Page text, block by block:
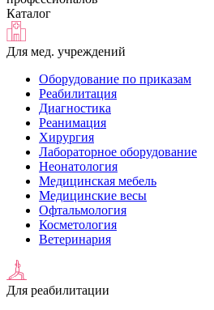
Каталог
Для мед. учреждений
Оборудование по приказам
Реабилитация
Диагностика
Реанимация
Хирургия
Лабораторное оборудование
Неонатология
Медицинская мебель
Медицинские весы
Офтальмология
Косметология
Ветеринария
Для реабилитации